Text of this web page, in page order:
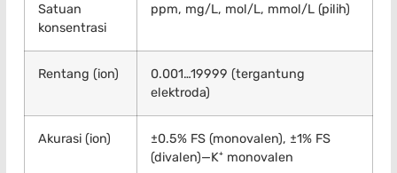
Satuan
konsentrasi
ppm, mg/L, mol/L, mmol/L (pilih)
Rentang (ion)
0.001…19999 (tergantung
elektroda)
Akurasi (ion)
±0.5% FS (monovalen), ±1% FS
(divalen)—K⁺ monovalen